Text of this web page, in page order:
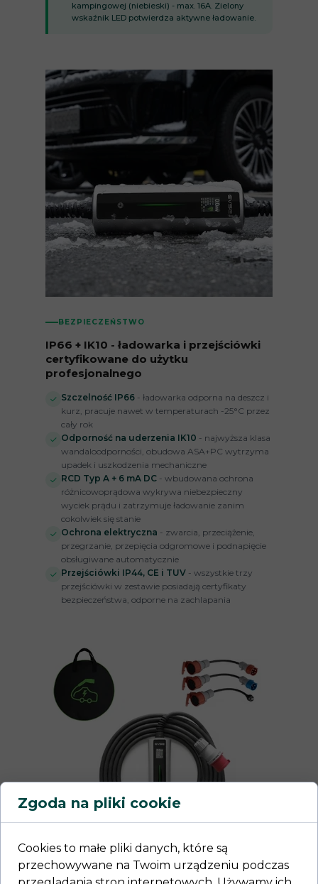
BEZPIECZEŃSTWO
IP66 + IK10 - ładowarka i przejściówki
certyfikowane do użytku
profesjonalnego
Szczelność IP66 - ładowarka odporna na deszcz i
kurz, pracuje nawet w temperaturach -25°C przez
cały rok
Odporność na uderzenia IK10 - najwyższa klasa
wandaloodporności, obudowa ASA+PC wytrzyma
upadek i uszkodzenia mechaniczne
RCD Typ A + 6 mA DC - wbudowana ochrona
różnicowoprądowa wykrywa niebezpieczny
wyciek prądu i zatrzymuje ładowanie zanim
cokolwiek się stanie
Ochrona elektryczna - zwarcia, przeciążenie,
przegrzanie, przepięcia odgromowe i podnapięcie
obsługiwane automatycznie
Przejściówki IP44, CE i TUV - wszystkie trzy
przejściówki w zestawie posiadają certyfikaty
bezpieczeństwa, odporne na zachlapania
kampingowej (niebieski) - max. 16A. Zielony
wskaźnik LED potwierdza aktywne ładowanie.
Zgoda na pliki cookie
Cookies to małe pliki danych, które są
przechowywane na Twoim urządzeniu podczas